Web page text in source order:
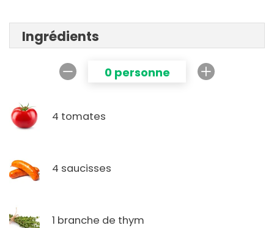
Ingrédients
0 personne
4 tomates
4 saucisses
1 branche de thym